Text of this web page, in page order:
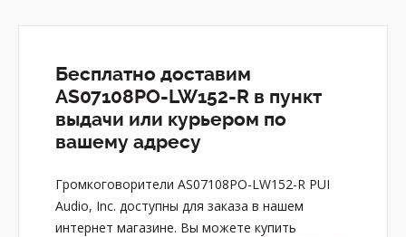
Бесплатно доставим
AS07108PO-LW152-R в пункт
выдачи или курьером по
вашему адресу
Громкоговорители AS07108PO-LW152-R PUI
Audio, Inc. доступны для заказа в нашем
интернет магазине. Вы можете купить